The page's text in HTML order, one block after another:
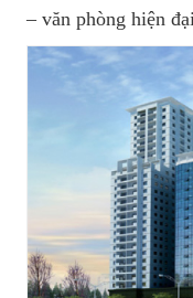
– văn phòng hiện